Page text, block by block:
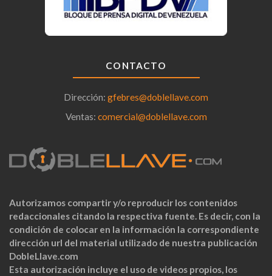
CONTACTO
Dirección: gfebres@doblellave.com
Ventas: comercial@doblellave.com
Autorizamos compartir y/o reproducir los contenidos
redaccionales citando la respectiva fuente. Es decir, con la
condición de colocar en la información la correspondiente
dirección url del material utilizado de nuestra publicación
DobleLlave.com
Esta autorización incluye el uso de videos propios, los